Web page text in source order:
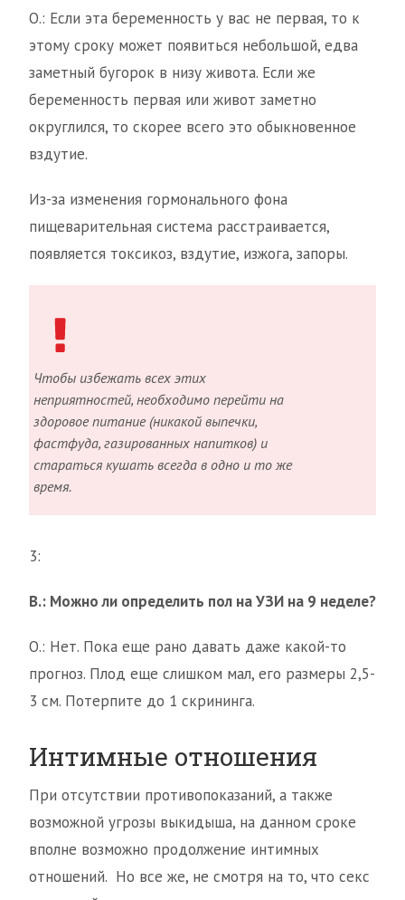
О.: Если эта беременность у вас не первая, то к
этому сроку может появиться небольшой, едва
заметный бугорок в низу живота. Если же
беременность первая или живот заметно
округлился, то скорее всего это обыкновенное
вздутие.
Из-за изменения гормонального фона
пищеварительная система расстраивается,
появляется токсикоз, вздутие, изжога, запоры.
Чтобы избежать всех этих
неприятностей, необходимо перейти на
здоровое питание (никакой выпечки,
фастфуда, газированных напитков) и
стараться кушать всегда в одно и то же
время.
3:
В.: Можно ли определить пол на УЗИ на 9 неделе?
О.: Нет. Пока еще рано давать даже какой-то
прогноз. Плод еще слишком мал, его размеры 2,5-
3 см. Потерпите до 1 скрининга.
Интимные отношения
При отсутствии противопоказаний, а также
возможной угрозы выкидыша, на данном сроке
вполне возможно продолжение интимных
отношений. Но все же, не смотря на то, что секс